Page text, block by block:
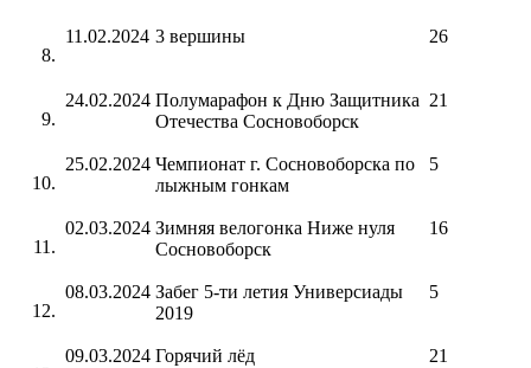
11.02.2024 3 вершины 26
24.02.2024 Полумарафон к Дню Защитника
Отечества Сосновоборск
21
25.02.2024 Чемпионат г. Сосновоборска по
лыжным гонкам
5
02.03.2024 Зимняя велогонка Ниже нуля
Сосновоборск
16
08.03.2024 Забег 5-ти летия Универсиады
2019
5
09.03.2024 Горячий лёд 21